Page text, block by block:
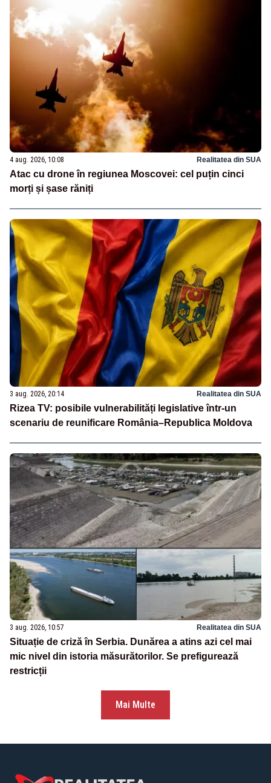
4 aug. 2026, 10:08 Realitatea din SUA
Atac cu drone în regiunea Moscovei: cel puțin cinci
morți și șase răniți
3 aug. 2026, 20:14 Realitatea din SUA
Rizea TV: posibile vulnerabilități legislative într-un
scenariu de reunificare România–Republica Moldova
3 aug. 2026, 10:57 Realitatea din SUA
Situație de criză în Serbia. Dunărea a atins azi cel mai
mic nivel din istoria măsurătorilor. Se prefigurează
restricții
Mai Multe